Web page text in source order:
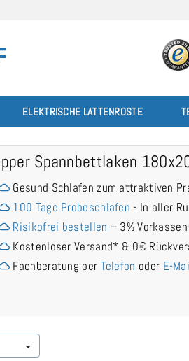
ELEKTRISCHE LATTENROSTE
Spannbettlaken
Gesund Schlafen zum attraktiven
100 Tage Probeschlafen - In aller
Risikofrei bestellen – 3%
Kostenloser Versand* & 0€
Fachberatung per Telefon oder E-